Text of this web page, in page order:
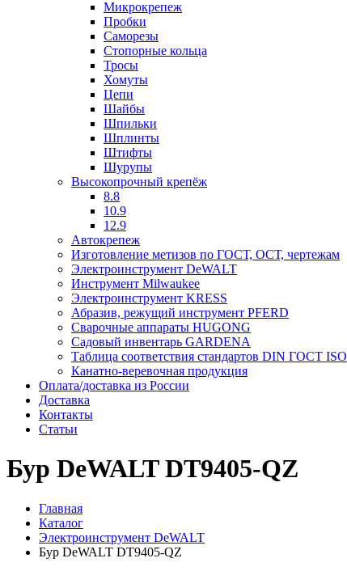
Микрокрепеж
Пробки
Саморезы
Стопорные кольца
Тросы
Хомуты
Цепи
Шайбы
Шпильки
Шплинты
Штифты
Шурупы
Высокопрочный крепёж
8.8
10.9
12.9
Автокрепеж
Изготовление метизов по ГОСТ, ОСТ, чертежам
Электроинструмент DeWALT
Инструмент Milwaukee
Электроинструмент KRESS
Абразив, режущий инструмент PFERD
Сварочные аппараты HUGONG
Садовый инвентарь GARDENA
Таблица соответствия стандартов DIN ГОСТ ISO
Канатно-веревочная продукция
Оплата/доставка из России
Доставка
Контакты
Статьи
Бур DeWALT DT9405-QZ
Главная
Каталог
Электроинструмент DeWALT
Бур DeWALT DT9405-QZ